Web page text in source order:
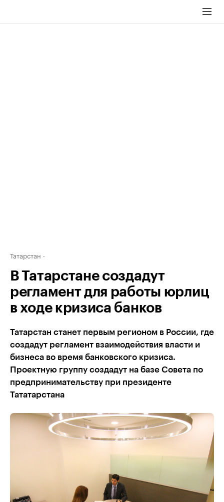
Татарстан
В Татарстане создадут
регламент для работы юрлиц
в ходе кризиса банков
Татарстан станет первым регионом в России, где
создадут регламент взаимодействия власти и
бизнеса во время банковского кризиса.
Проектную группу создадут на базе Совета по
предпринимательству при президенте
Тататарстана